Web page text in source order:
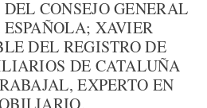
CONSEJO GENERAL
XAVIER
DEL REGISTRO DE
DE CATALUÑA
EXPERTO EN